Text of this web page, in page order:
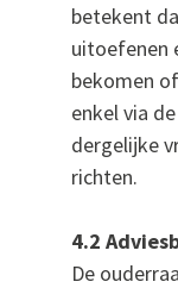
betekent
uitoefenen
bekomen
enkel via
dergelijke
richten.
4.2
De